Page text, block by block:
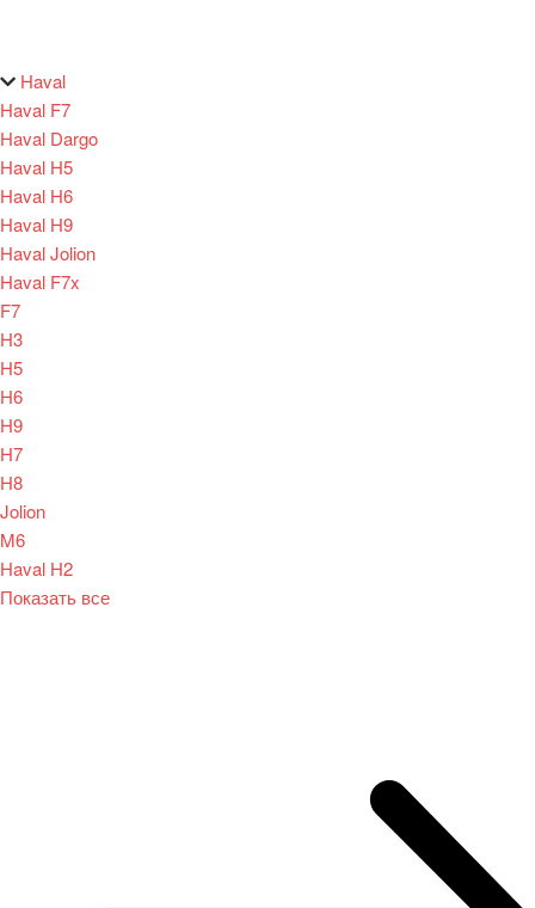
Haval
Haval F7
Haval Dargo
Haval H5
Haval H6
Haval H9
Haval Jolion
Haval F7x
F7
H3
H5
H6
H9
H7
H8
Jolion
M6
Haval H2
Показать все